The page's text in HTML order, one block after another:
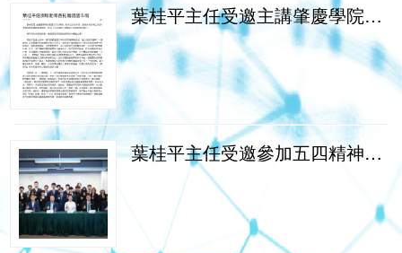
葉桂平主任受邀主講肇慶學院學術專題高端講座並獲《市民日報》報導
葉桂平主任受邀參加五四精神，傳承有我——邀“李”一起聽“我”說主題座談會